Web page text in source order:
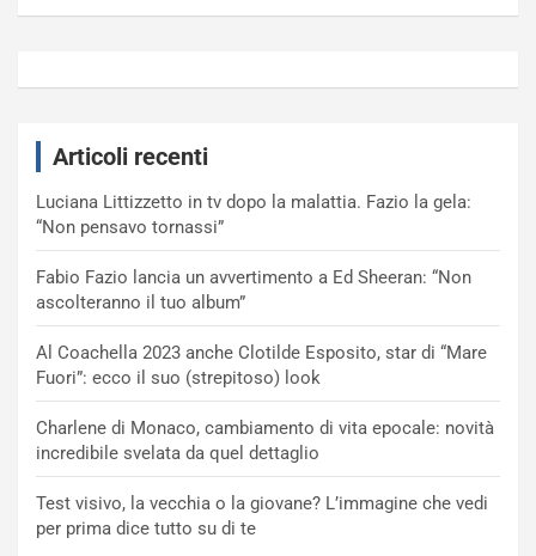
Articoli recenti
Luciana Littizzetto in tv dopo la malattia. Fazio la gela:
“Non pensavo tornassi”
Fabio Fazio lancia un avvertimento a Ed Sheeran: “Non
ascolteranno il tuo album”
Al Coachella 2023 anche Clotilde Esposito, star di “Mare
Fuori”: ecco il suo (strepitoso) look
Charlene di Monaco, cambiamento di vita epocale: novità
incredibile svelata da quel dettaglio
Test visivo, la vecchia o la giovane? L’immagine che vedi
per prima dice tutto su di te